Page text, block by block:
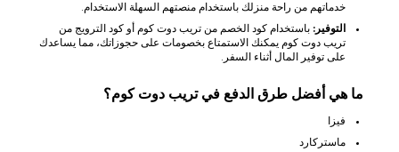
خدماتهم من راحة منزلك باستخدام منصتهم السهلة الاستخدام.
التوفير: باستخدام كود الخصم من تريب دوت كوم أو كود الترويج من
تريب دوت كوم يمكنك الاستمتاع بخصومات على حجوزاتك، مما يساعدك
على توفير المال أثناء السفر.
ما هي أفضل طرق الدفع في تريب دوت كوم؟
فيزا
ماستركارد